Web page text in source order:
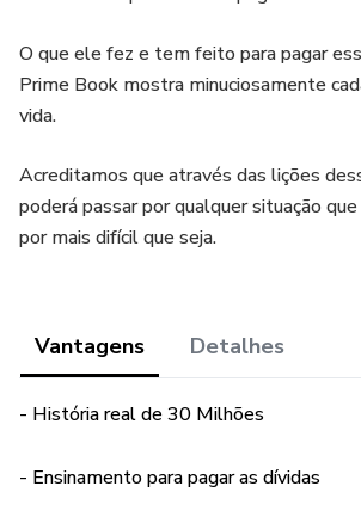
O que ele fez e tem feito para pagar
Prime Book mostra minuciosamente
vida.
Acreditamos que através das lições
poderá passar por qualquer situação
por mais difícil que seja.
Vantagens Detalhes
- História real de 30 Milhões
- Ensinamento para pagar as dívidas